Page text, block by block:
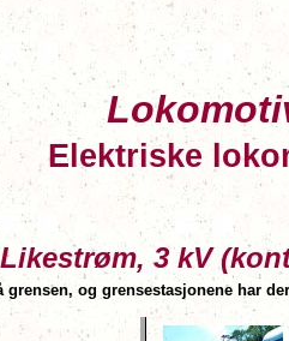
Elektriske
Likestrøm, 3 kV
og grensestasjonene har